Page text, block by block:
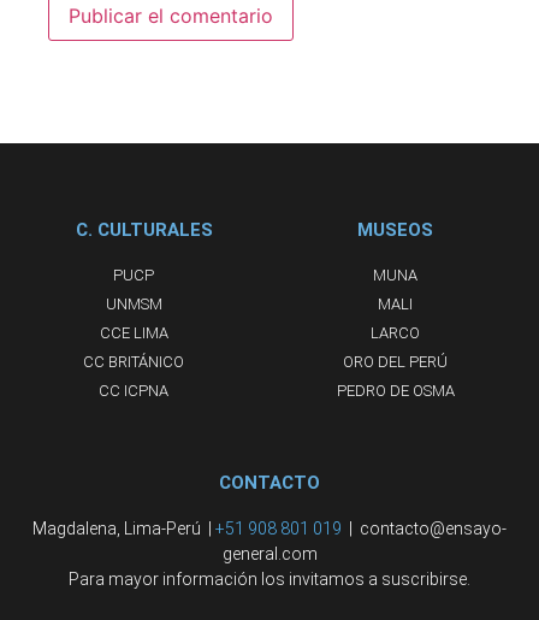
C. CULTURALES
PUCP
UNMSM
CCE LIMA
CC BRITÁNICO
CC ICPNA
MUSEOS
MUNA
MALI
LARCO
ORO DEL PERÚ
PEDRO DE OSMA
CONTACTO
Magdalena, Lima-Perú | +51 908 801 019
| contacto@ensayo-
general.com
Para mayor información los invitamos a suscribirse.